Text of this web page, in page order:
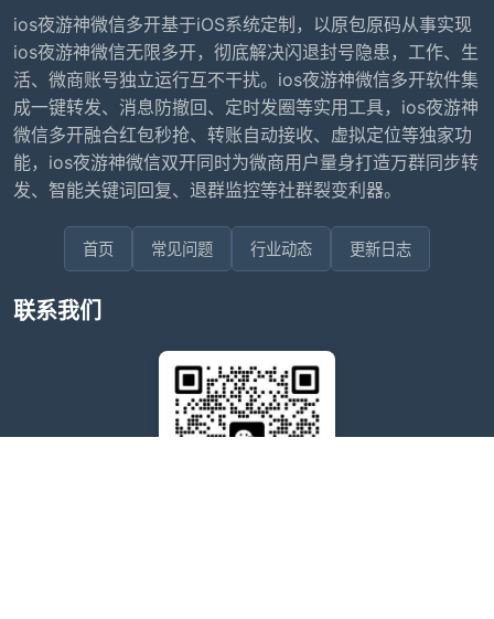
ios夜游神微信多开基于iOS系统定制，以原包原码从事实现
ios夜游神微信无限多开，彻底解决闪退封号隐患，工作、生
活、微商账号独立运行互不干扰。ios夜游神微信多开软件集
成一键转发、消息防撤回、定时发圈等实用工具，ios夜游神
微信多开融合红包秒抢、转账自动接收、虚拟定位等独家功
能，ios夜游神微信双开同时为微商用户量身打造万群同步转
发、智能关键词回复、退群监控等社群裂变利器。
首页 常见问题 行业动态 更新日志
联系我们